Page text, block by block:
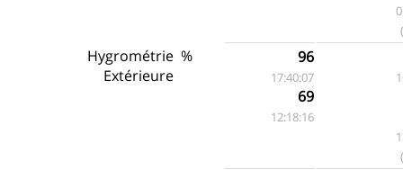
Hygrométrie
Extérieure
% 96
17:40:07
69
12:18:16